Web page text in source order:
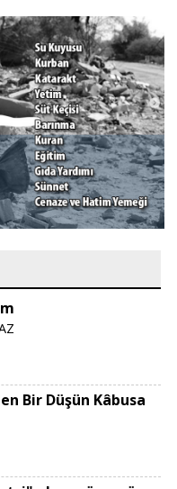
Bir Düşün Kâbusa